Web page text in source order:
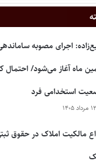
اجرای مصوبه
ماه آغاز می‌شود/ احتمال
استخدامی فرد
۱۲ مرداد ۱۴۰۵